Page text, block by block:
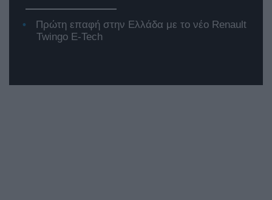
Πρώτη επαφή στην Ελλάδα με το νέο Renault
Twingo E-Tech